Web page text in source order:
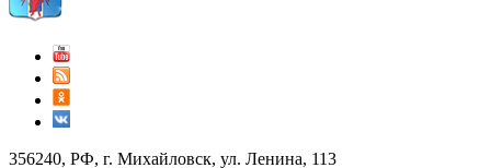
356240, РФ, г. Михайловск, ул. Ленина, 113